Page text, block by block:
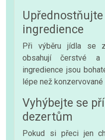
ingredience
Při výběru jídla se
obsahují čerstvé a
ingredience jsou
lépe než
Vyhýbejte se
dezertům
Pokud si přeci jen